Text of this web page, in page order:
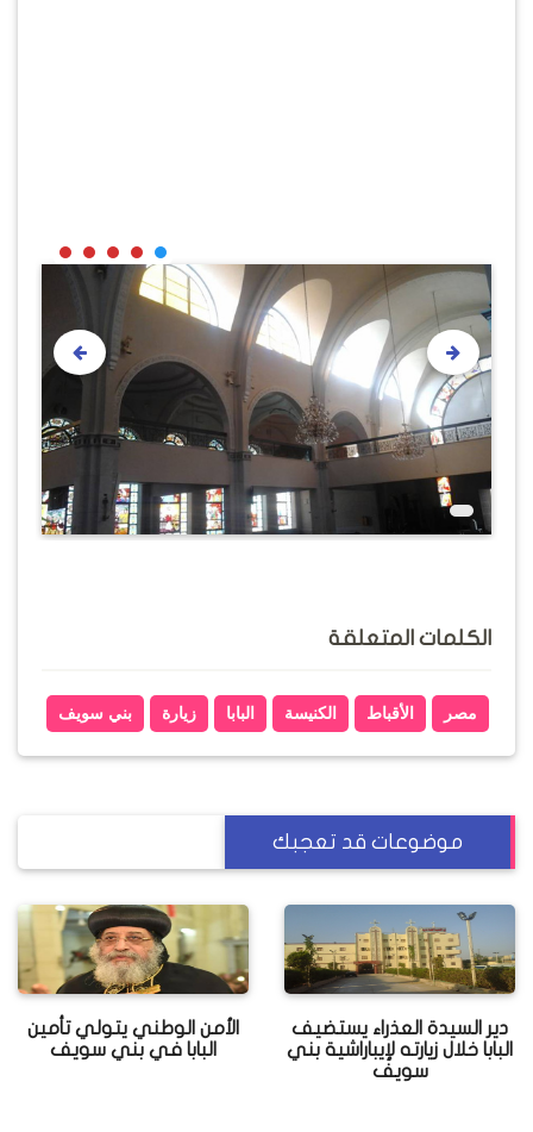
الكلمات المتعلقة
مصر الأقباط الكنيسة البابا زيارة بني سويف
موضوعات قد تعجبك
دير السيدة العذراء يستضيف
البابا خلال زيارته لإيباراشية بني
سويف
الأمن الوطني يتولي تأمين
البابا في بني سويف